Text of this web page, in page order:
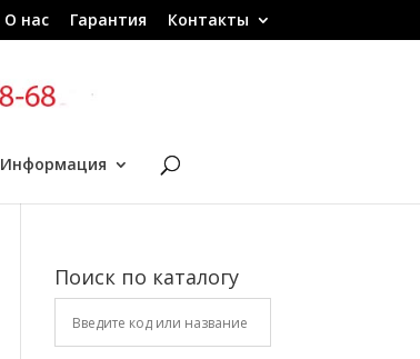
О нас Гарантия Контакты
Информация
Поиск по каталогу